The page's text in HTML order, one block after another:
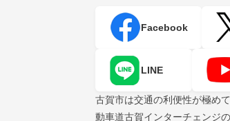
Facebook
LINE
古賀市は交通の利便性が極め
動車道古賀インターチェンジ